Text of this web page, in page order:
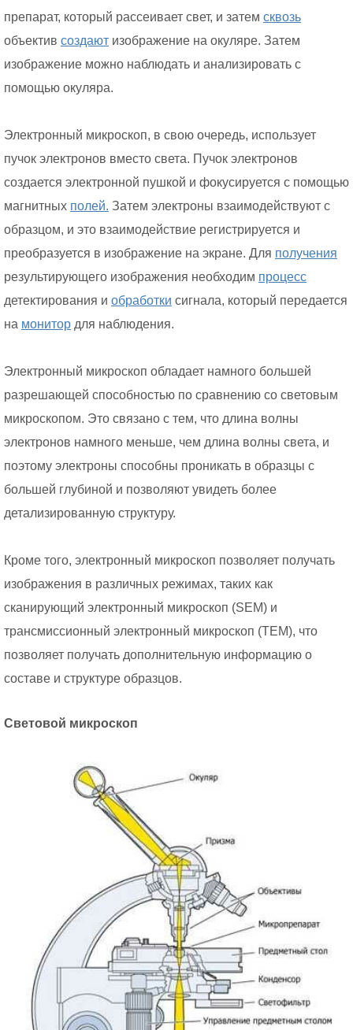
препарат, который рассеивает свет, и затем сквозь
объектив создают изображение на окуляре. Затем
изображение можно наблюдать и анализировать с
помощью окуляра.
Электронный микроскоп, в свою очередь, использует
пучок электронов вместо света. Пучок электронов
создается электронной пушкой и фокусируется с помощью
магнитных полей. Затем электроны взаимодействуют с
образцом, и это взаимодействие регистрируется и
преобразуется в изображение на экране. Для получения
результирующего изображения необходим процесс
детектирования и обработки сигнала, который передается
на монитор для наблюдения.
Электронный микроскоп обладает намного большей
разрешающей способностью по сравнению со световым
микроскопом. Это связано с тем, что длина волны
электронов намного меньше, чем длина волны света, и
поэтому электроны способны проникать в образцы с
большей глубиной и позволяют увидеть более
детализированную структуру.
Кроме того, электронный микроскоп позволяет получать
изображения в различных режимах, таких как
сканирующий электронный микроскоп (SEM) и
трансмиссионный электронный микроскоп (TEM), что
позволяет получать дополнительную информацию о
составе и структуре образцов.
Световой микроскоп